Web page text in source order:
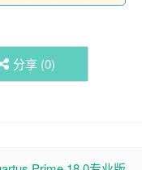
分享 (0)